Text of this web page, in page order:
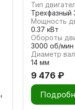
Тип
Трехфазный
Мощность
0.37 кВт
Обороты
3000 об/мин
Диаметр
14 мм
9 476 ₽